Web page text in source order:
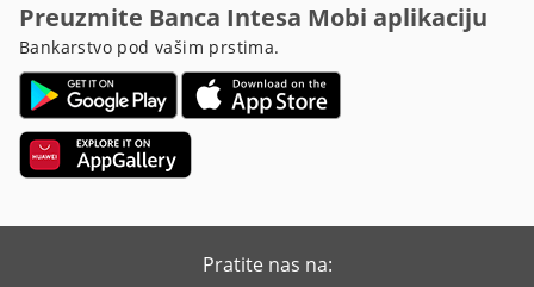
Preuzmite Banca Intesa Mobi aplikaciju
Bankarstvo pod vašim prstima.
Pratite nas na: